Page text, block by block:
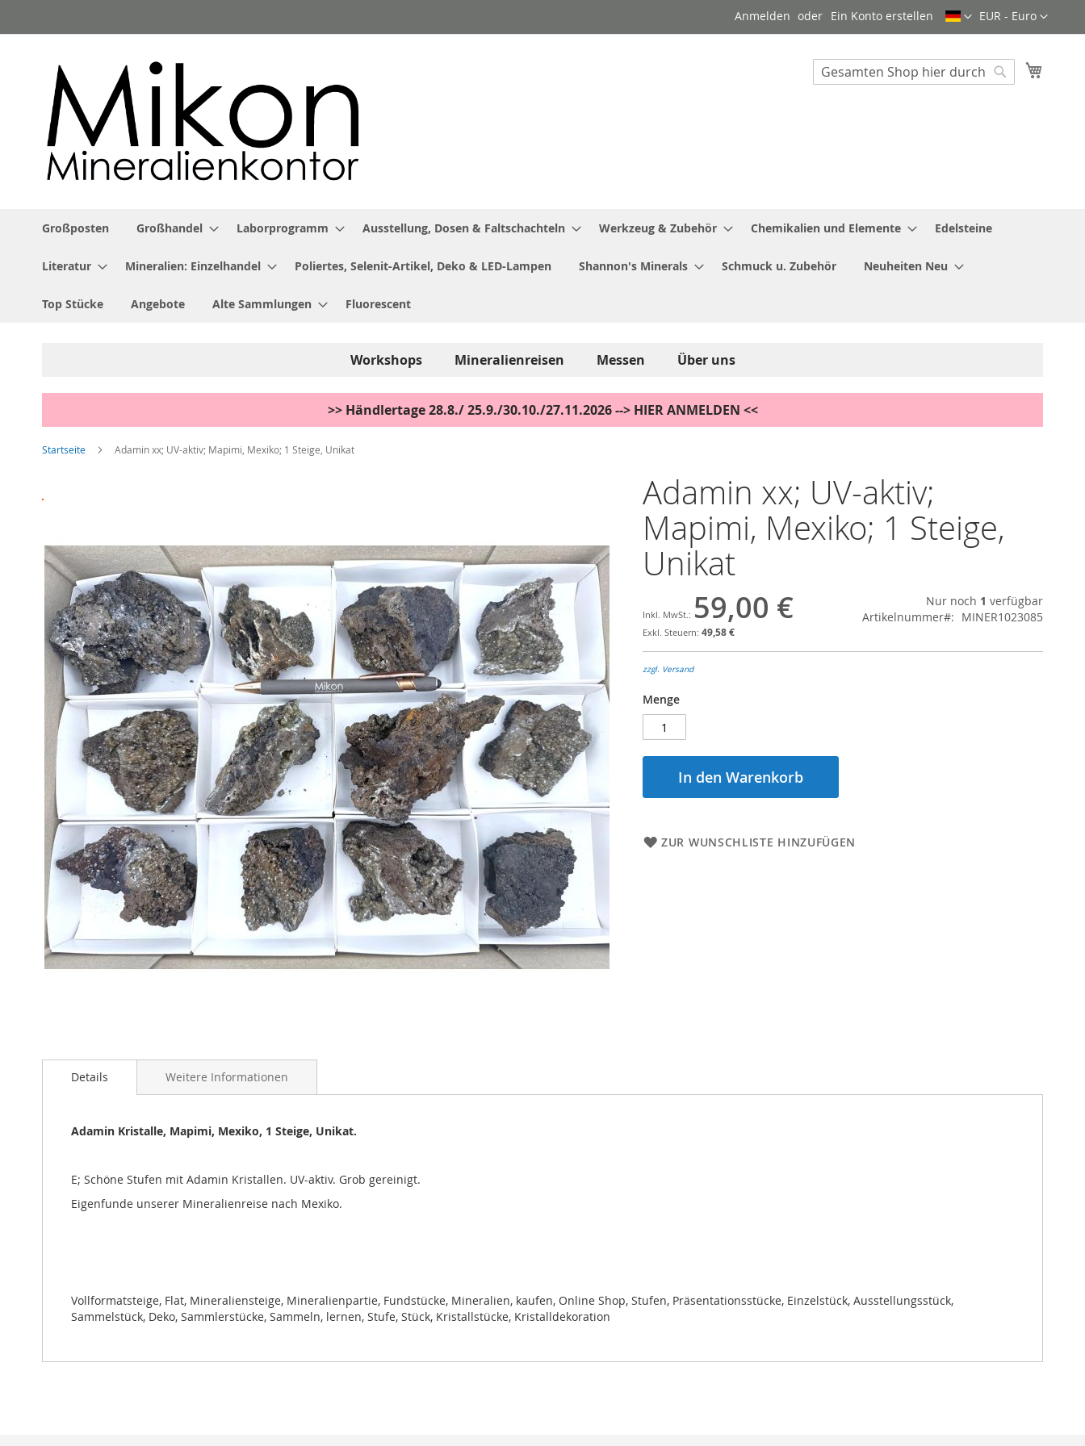
Inhalt
Währung
EUR - Euro
Sprache
Anmelden Ein Konto erstellen
Search
Großposten Großhandel Laborprogramm Ausstellung, Dosen & Faltschachteln Werkzeug & Zubehör Chemikalien und Elemente Edelsteine
Literatur Mineralien: Einzelhandel Poliertes, Selenit-Artikel, Deko & LED-Lampen Shannon's Minerals Schmuck u. Zubehör Neuheiten Neu
Top Stücke Angebote Alte Sammlungen Fluorescent
Workshops Mineralienreisen Messen Über uns
>> Händlertage 28.8./ 25.9./30.10./27.11.2026 --> HIER ANMELDEN <<
Startseite Adamin xx; UV-aktiv; Mapimi, Mexiko; 1 Steige, Unikat
Ende
springen
Anfang
Adamin xx; UV-aktiv;
Mapimi, Mexiko; 1 Steige,
Unikat
59,00 €
49,58 €
Nur noch 1 verfügbar
Artikelnummer
MINER1023085
zzgl. Versand
Menge
In den Warenkorb
ZUR WUNSCHLISTE HINZUFÜGEN
Details
Adamin Kristalle, Mapimi, Mexiko, 1 Steige, Unikat.
E; Schöne Stufen mit Adamin Kristallen. UV-aktiv. Grob gereinigt.
Eigenfunde unserer Mineralienreise nach Mexiko.
Vollformatsteige, Flat, Mineraliensteige, Mineralienpartie, Fundstücke, Mineralien, kaufen, Online Shop, Stufen, Präsentationsstücke, Einzelstück, Ausstellungsstück,
Sammelstück, Deko, Sammlerstücke, Sammeln, lernen, Stufe, Stück, Kristallstücke, Kristalldekoration
Weitere Informationen